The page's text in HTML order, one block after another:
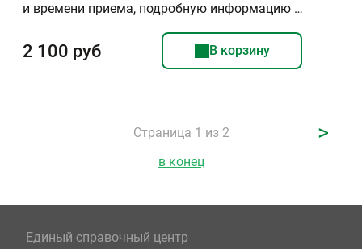
и времени приема, подробную информацию …
2 100 руб В корзину
Страница 1 из 2 >
в конец
Единый справочный центр